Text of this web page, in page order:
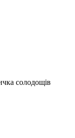
солодощів